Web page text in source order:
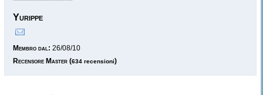
Yurippe
Membro dal: 26/08/10
Recensore Master (634 recensioni)